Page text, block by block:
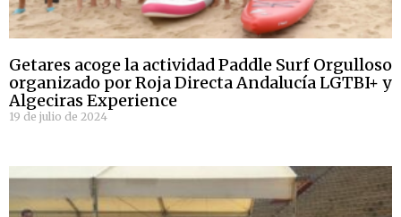
Getares acoge la actividad Paddle Surf Orgulloso
organizado por Roja Directa Andalucía LGTBI+ y
Algeciras Experience
19 de julio de 2024